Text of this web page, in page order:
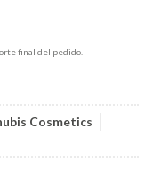
final del pedido.
Cosmetics